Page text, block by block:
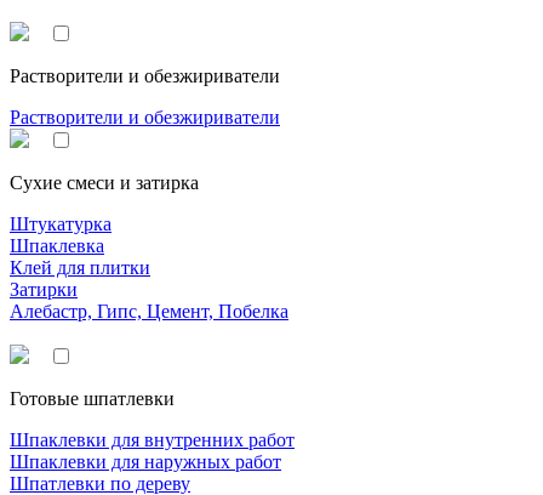
Растворители и обезжириватели
Растворители и обезжириватели
Сухие смеси и затирка
Штукатурка
Шпаклевка
Клей для плитки
Затирки
Алебастр, Гипс, Цемент, Побелка
Готовые шпатлевки
Шпаклевки для внутренних работ
Шпаклевки для наружных работ
Шпатлевки по дереву